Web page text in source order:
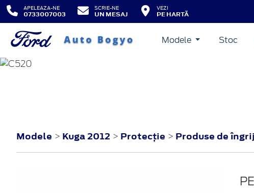
APELEAZA-NE
0733007003
SCRIE-NE
UN MESAJ
VEZI
PE HARTĂ
Modele Stoc
Modele > Kuga 2012 > Protecţie > Produse de